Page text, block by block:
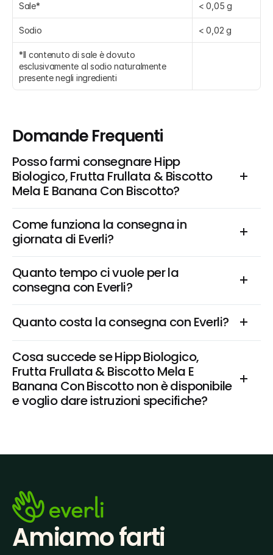
Sale* < 0,05 g
Sodio < 0,02 g
*Il contenuto di sale è dovuto
esclusivamente al sodio naturalmente
presente negli ingredienti
Domande Frequenti
Posso farmi consegnare Hipp
Biologico, Frutta Frullata & Biscotto
Mela E Banana Con Biscotto?
Come funziona la consegna in
giornata di Everli?
Quanto tempo ci vuole per la
consegna con Everli?
Quanto costa la consegna con Everli?
Cosa succede se Hipp Biologico,
Frutta Frullata & Biscotto Mela E
Banana Con Biscotto non è disponibile
e voglio dare istruzioni specifiche?
Amiamo farti